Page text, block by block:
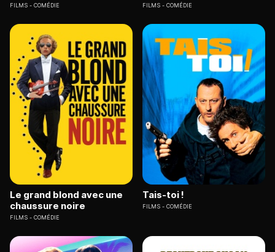
FILMS COMÉDIE FILMS COMÉDIE
Le grand blond avec une
chaussure noire
FILMS COMÉDIE
Tais-toi !
FILMS COMÉDIE